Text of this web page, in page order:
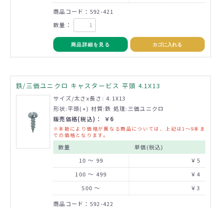
商品コード：592-421
数量：
商品詳細を見る カゴに入れる
鉄/三価ユニクロ キャスタービス 平頭 4.1X13
サイズ/太さx長さ: 4.1X13
形状:平頭(+) 材質:鉄 処理:三価ユニクロ
販売価格(税込)： ￥6
※本数により価格が異なる商品については、上記は1～9本ま
での価格となります。
数量
単価(税込)
10 ～ 99
￥5
100 ～ 499
￥4
500 ～
￥3
商品コード：592-422